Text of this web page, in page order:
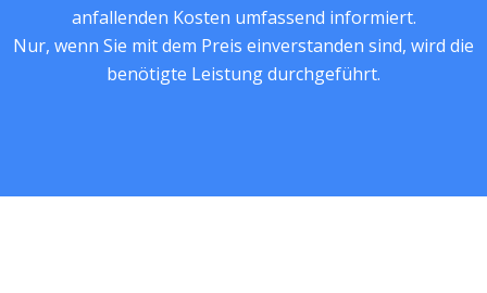
anfallenden Kosten umfassend informiert.
Nur, wenn Sie mit dem Preis einverstanden sind, wird die
benötigte Leistung durchgeführt.